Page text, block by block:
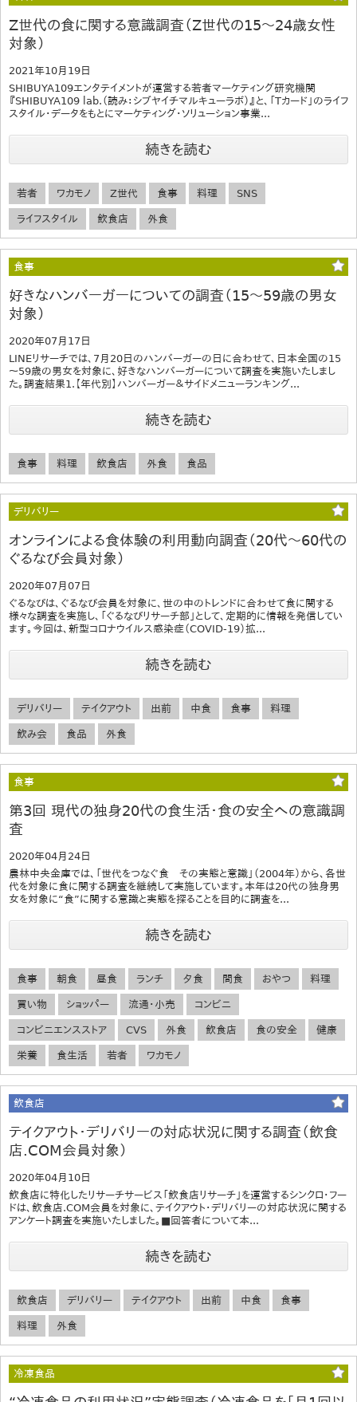
Z世代の食に関する意識調査（Z世代の15～24歳女性
対象）
2021年10月19日
SHIBUYA109エンタテイメントが運営する若者マーケティング研究機関
『SHIBUYA109 lab.（読み：シブヤイチマルキューラボ）』と、「Tカード」のライフ
スタイル・データをもとにマーケティング・ソリューション事業...
続きを読む
若者 ワカモノ Z世代 食事 料理 SNS
ライフスタイル 飲食店 外食
食事
好きなハンバーガーについての調査（15～59歳の男女
対象）
2020年07月17日
LINEリサーチでは、7月20日のハンバーガーの日に合わせて、日本全国の15
～59歳の男女を対象に、好きなハンバーガーについて調査を実施いたしまし
た。調査結果1.【年代別】ハンバーガー＆サイドメニューランキング...
続きを読む
食事 料理 飲食店 外食 食品
デリバリー
オンラインによる食体験の利用動向調査（20代～60代の
ぐるなび会員対象）
2020年07月07日
ぐるなびは、ぐるなび会員を対象に、世の中のトレンドに合わせて食に関する
様々な調査を実施し、「ぐるなびリサーチ部」として、定期的に情報を発信してい
ます。今回は、新型コロナウイルス感染症（COVID-19）拡...
続きを読む
デリバリー テイクアウト 出前 中食 食事 料理
飲み会 食品 外食
食事
第3回 現代の独身20代の食生活・食の安全への意識調
査
2020年04月24日
農林中央金庫では、「世代をつなぐ食 その実態と意識」（2004年）から、各世
代を対象に食に関する調査を継続して実施しています。本年は20代の独身男
女を対象に“食”に関する意識と実態を探ることを目的に調査を...
続きを読む
食事 朝食 昼食 ランチ 夕食 間食 おやつ 料理
買い物 ショッパー 流通・小売 コンビニ
コンビニエンスストア CVS 外食 飲食店 食の安全 健康
栄養 食生活 若者 ワカモノ
飲食店
テイクアウト・デリバリーの対応状況に関する調査（飲食
店.COM会員対象）
2020年04月10日
飲食店に特化したリサーチサービス「飲食店リサーチ」を運営するシンクロ・フー
ドは、飲食店.COM会員を対象に、テイクアウト・デリバリーの対応状況に関する
アンケート調査を実施いたしました。■回答者について本...
続きを読む
飲食店 デリバリー テイクアウト 出前 中食 食事
料理 外食
冷凍食品